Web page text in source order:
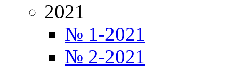
2021
№ 1-2021
№ 2-2021